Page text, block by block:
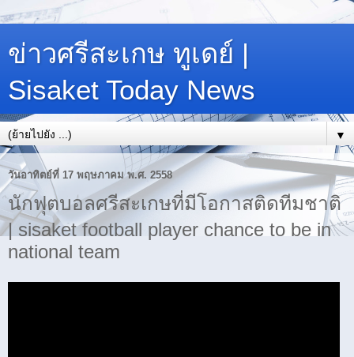
ข่าวศรีสะเกษ ทูเดย์ |
Sisaket Today News
▼
วันอาทิตย์ที่ 17 พฤษภาคม พ.ศ. 2558
นักฟุตบอลศรีสะเกษที่มีโอกาสติดทีมชาติ
| sisaket football player chance to be in
national team